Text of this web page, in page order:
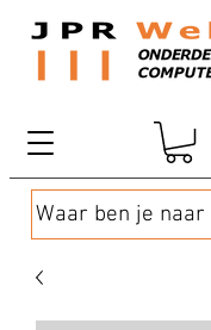
Waar ben je naar